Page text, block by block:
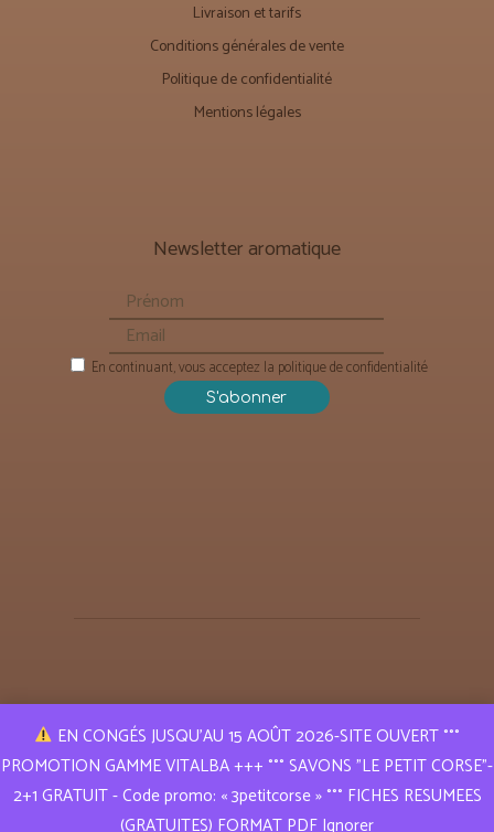
Livraison et tarifs
Conditions générales de vente
Politique de confidentialité
Mentions légales
Newsletter aromatique
En continuant, vous acceptez la politique de confidentialité
Puressence Aroma © 2019 | Tous droits réservés
Réalisation
A l e x a n d r e L E R E S T
EN CONGÉS JUSQU’AU 15 AOÛT 2026-SITE OUVERT °°°
PROMOTION GAMME VITALBA +++ °°° SAVONS "LE PETIT CORSE"-
2+1 GRATUIT - Code promo: « 3petitcorse » °°° FICHES RESUMEES
(GRATUITES) FORMAT PDF Ignorer